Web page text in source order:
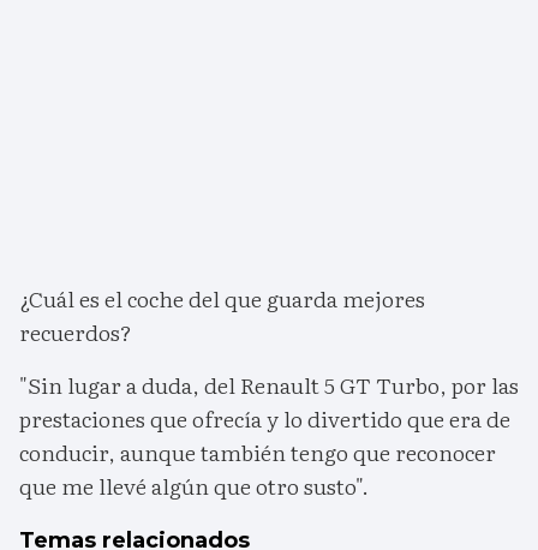
¿Cuál es el coche del que guarda mejores
recuerdos?
"Sin lugar a duda, del Renault 5 GT Turbo, por las
prestaciones que ofrecía y lo divertido que era de
conducir, aunque también tengo que reconocer
que me llevé algún que otro susto".
Temas relacionados